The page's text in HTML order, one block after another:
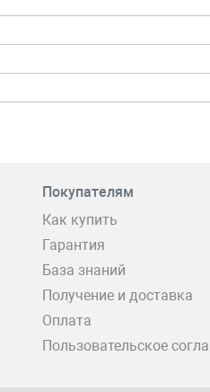
Покупателям
Как купить
Гарантия
База знаний
Получение и доставка
Оплата
Пользовательское